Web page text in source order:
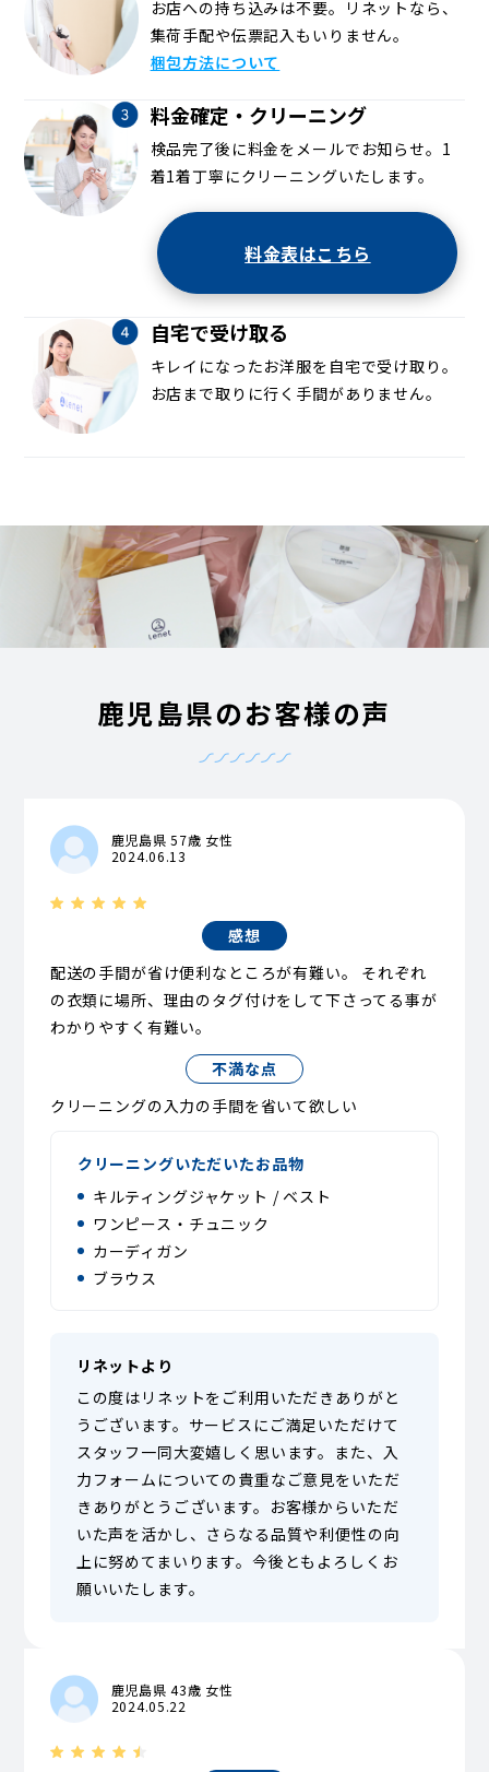
お店への持ち込みは不要。リネットなら、
集荷手配や伝票記入もいりません。
梱包方法について
料金確定・クリーニング
検品完了後に料金をメールでお知らせ。1
着1着丁寧にクリーニングいたします。
料金表はこちら
自宅で受け取る
キレイになったお洋服を自宅で受け取り。
お店まで取りに行く手間がありません。
鹿児島県のお客様の声
鹿児島県 57歳 女性
2024.06.13
感想
配送の手間が省け便利なところが有難い。 それぞれ
の衣類に場所、理由のタグ付けをして下さってる事が
わかりやすく有難い。
不満な点
クリーニングの入力の手間を省いて欲しい
クリーニングいただいたお品物
キルティングジャケット / ベスト
ワンピース・チュニック
カーディガン
ブラウス
リネットより
この度はリネットをご利用いただきありがと
うございます。サービスにご満足いただけて
スタッフ一同大変嬉しく思います。また、入
力フォームについての貴重なご意見をいただ
きありがとうございます。お客様からいただ
いた声を活かし、さらなる品質や利便性の向
上に努めてまいります。今後ともよろしくお
願いいたします。
鹿児島県 43歳 女性
2024.05.22